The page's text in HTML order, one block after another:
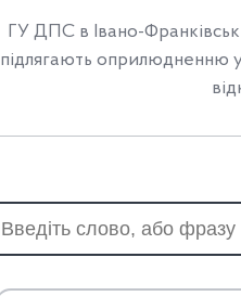
ГУ ДПС в Івано-
підлягають оприлюдненню